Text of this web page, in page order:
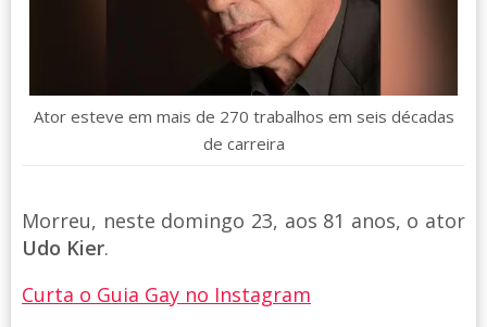
Ator esteve em mais de 270 trabalhos em seis décadas
de carreira
Morreu, neste domingo 23, aos 81 anos, o ator
Udo Kier.
Curta o Guia Gay no Instagram